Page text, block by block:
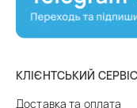
КЛІЄНТСЬКИЙ СЕРВІС
Доставка та оплата